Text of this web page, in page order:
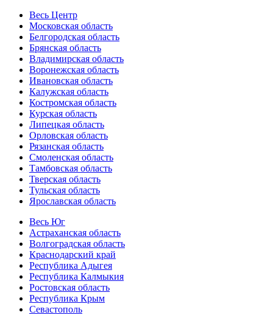
Весь Центр
Московская область
Белгородская область
Брянская область
Владимирская область
Воронежская область
Ивановская область
Калужская область
Костромская область
Курская область
Липецкая область
Орловская область
Рязанская область
Смоленская область
Тамбовская область
Тверская область
Тульская область
Ярославская область
Весь Юг
Астраханская область
Волгоградская область
Краснодарский край
Республика Адыгея
Республика Калмыкия
Ростовская область
Республика Крым
Севастополь